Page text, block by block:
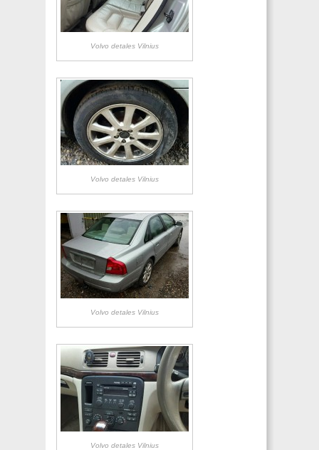
Volvo detales Vilnius
Volvo detales Vilnius
Volvo detales Vilnius
Volvo detales Vilnius